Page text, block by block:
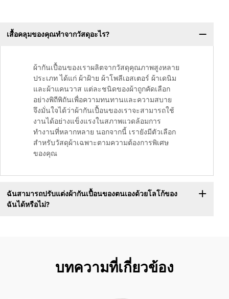
เสื้อคลุมของคุณทำจากวัสดุอะไร?
ผ้ากันเปื้อนของเราผลิตจากวัสดุคุณภาพสูงหลาย
ประเภท ได้แก่ ผ้าฝ้าย ผ้าโพลีเอสเตอร์ ผ้าเดนิม
และผ้าแคนวาส แต่ละชนิดของผ้าถูกคัดเลือก
อย่างพิถีพิถันเพื่อความทนทานและความสบาย
จึงมั่นใจได้ว่าผ้ากันเปื้อนของเราจะสามารถใช้
งานได้อย่างแข็งแรงในสภาพแวดล้อมการ
ทำงานที่หลากหลาย นอกจากนี้ เรายังมีตัวเลือก
สำหรับวัสดุผ้าเฉพาะตามความต้องการพิเศษ
ของคุณ
ฉันสามารถปรับแต่งผ้ากันเปื้อนของตนเองด้วยโลโก้ของ
ฉันได้หรือไม่?
บทความที่เกี่ยวข้อง